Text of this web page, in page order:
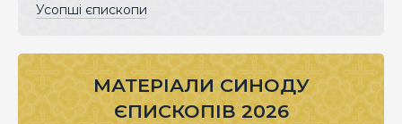
Усопші єпископи
МАТЕРІАЛИ СИНОДУ
ЄПИСКОПІВ 2026